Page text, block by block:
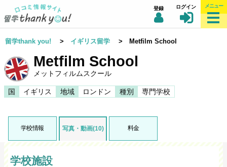
登録 ログイン メニュー
留学thank you! > イギリス留学 > Metfilm School
Metfilm School
メットフィルムスクール
国 イギリス 地域 ロンドン 種別 専門学校
学校情報 写真・動画(10) 料金
学校施設